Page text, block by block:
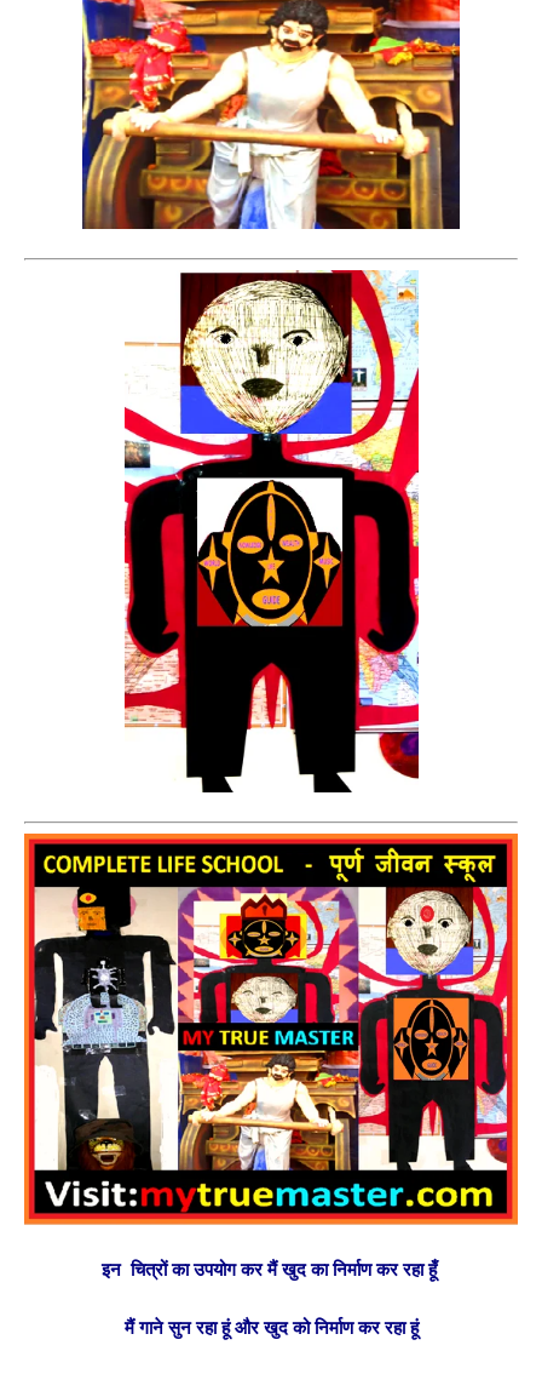
इन चित्रों का उपयोग कर मैं खुद का निर्माण कर रहा हूँ
मैं गाने सुन रहा हूं और खुद को निर्माण कर रहा हूं